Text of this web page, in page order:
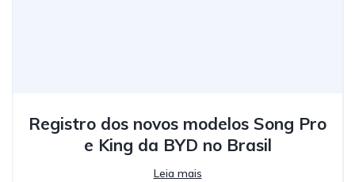
Registro dos novos modelos Song Pro
e King da BYD no Brasil
Leia mais